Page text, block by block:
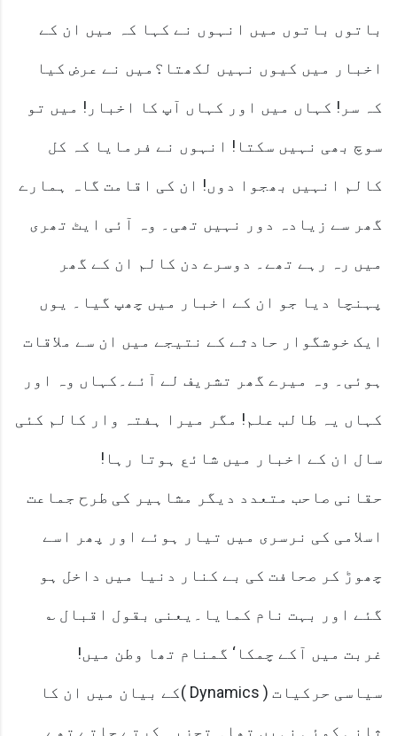
باتوں باتوں میں انہوں نے کہا کہ میں ان کے
اخبار میں کیوں نہیں لکھتا؟میں نے عرض کیا
کہ سر! کہاں میں اور کہاں آپ کا اخبار! میں تو
سوچ بھی نہیں سکتا! انہوں نے فرمایا کہ کل
کالم انہیں بھجوا دوں! ان کی اقامت گاہ ہمارے
گھر سے زیادہ دور نہیں تھی۔ وہ آئی ایٹ تھری
میں رہ رہے تھے۔ دوسرے دن کالم ان کے گھر
پہنچا دیا جو ان کے اخبار میں چھپ گیا۔ یوں
ایک خوشگوار حادثے کے نتیجے میں ان سے ملاقات
ہوئی۔ وہ میرے گھر تشریف لے آئے۔کہاں وہ اور
کہاں یہ طالب علم! مگر میرا ہفتہ وار کالم کئی
سال ان کے اخبار میں شائع ہوتا رہا!
حقانی صاحب متعدد دیگر مشاہیر کی طرح جماعت
اسلامی کی نرسری میں تیار ہوئے اور پھر اسے
چھوڑ کر صحافت کی بے کنار دنیا میں داخل ہو
گئے اور بہت نام کمایا۔یعنی بقول اقبال ؎
غربت میں آکے چمکا‘ گمنام تھا وطن میں!
سیاسی حرکیات ( Dynamics )کے بیان میں ان کا
ثانی کوئی نہیں تھا۔ تجزیہ کرتے جاتے تھے